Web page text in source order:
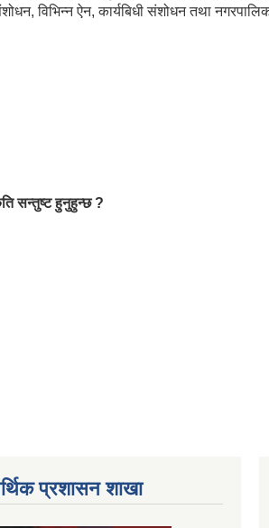
ऐन, कार्यबिधी संशोधन तथा
सन्तुष्ट हुनुहुन्छ ?
प्रशासन शाखा